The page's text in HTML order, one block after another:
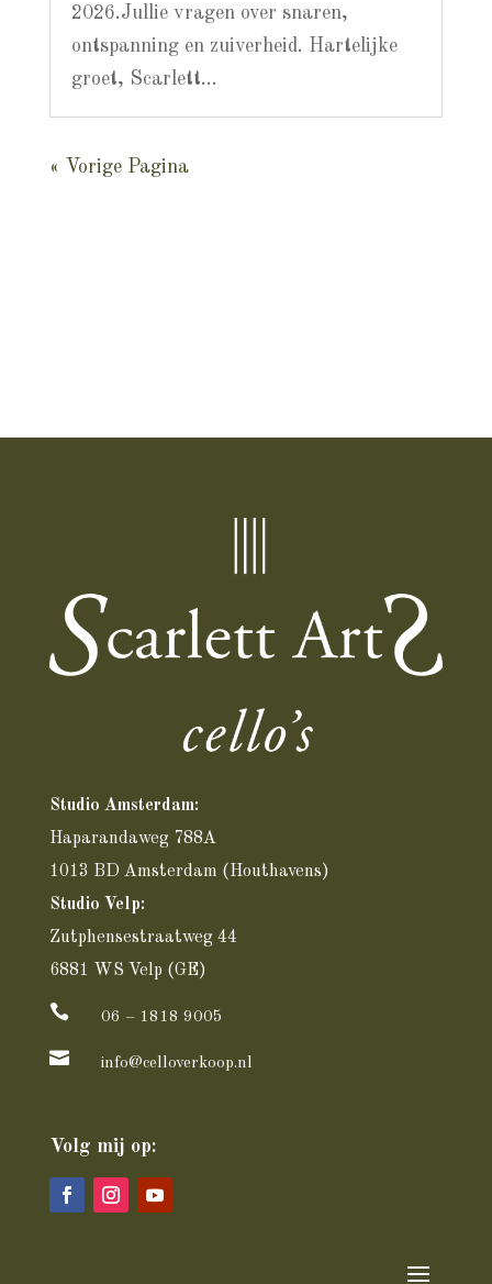
2026.Jullie vragen over snaren,
ontspanning en zuiverheid. Hartelijke
groet, Scarlett...
« Vorige Pagina
Studio Amsterdam:
Haparandaweg 788A
1013 BD Amsterdam (Houthavens)
Studio Velp:
Zutphensestraatweg 44
6881 WS Velp (GE)
 06 – 1818 9005
 info@celloverkoop.nl
Volg mij op: